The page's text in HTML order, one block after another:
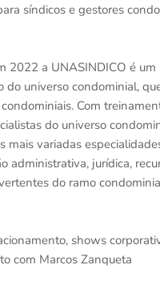
síndicos e gestores
2022 a UNASINDICO é um
do universo condominial,
Com
do universo
mais variadas
administrativa, jurídica,
do ramo
shows
com Marcos Zanqueta